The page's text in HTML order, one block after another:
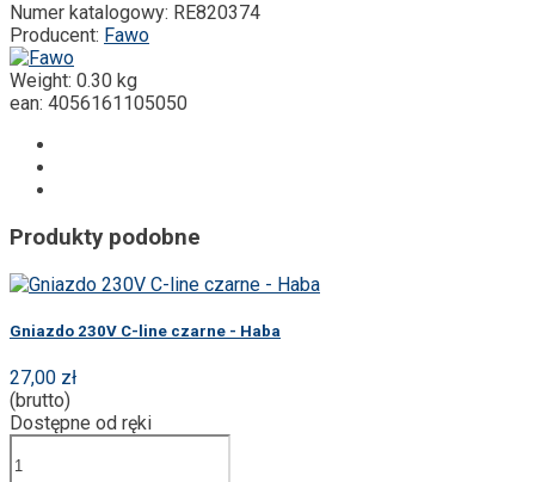
Numer katalogowy: RE820374
Producent: Fawo
Weight: 0.30 kg
ean: 4056161105050
Produkty podobne
Gniazdo 230V C-line czarne - Haba
27,00 zł
(brutto)
Dostępne od ręki